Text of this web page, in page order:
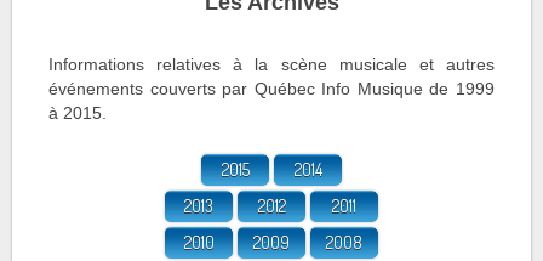
Informations relatives à la scène musicale et autres
événements couverts par Québec Info Musique de 1999
à 2015.
2015
2014
2013
2012
2011
2010
2009
2008